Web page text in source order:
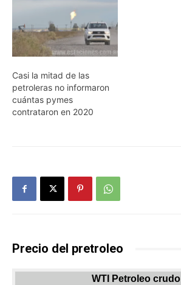
Casi la mitad de las
petroleras no informaron
cuántas pymes
contrataron en 2020
Precio del pretroleo
WTI Petroleo crudo